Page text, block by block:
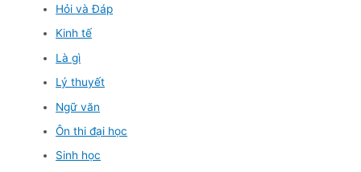
Hỏi và Đáp
Kinh tế
Là gì
Lý thuyết
Ngữ văn
Ôn thi đại học
Sinh học